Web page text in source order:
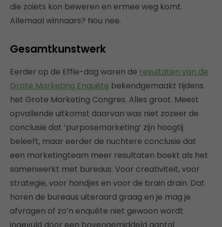
die zoiets kon beweren en ermee weg komt.
Allemaal winnaars? Nou nee.
Gesamtkunstwerk
Eerder op de Effie-dag waren de resultaten van de
Grote Marketing Enquête bekendgemaakt tijdens
het Grote Marketing Congres. Alles groot. Meest
opvallende uitkomst daarvan was niet zozeer de
conclusie dat ‘purposemarketing’ zijn hoogtij
beleeft, maar eerder de nuchtere conclusie dat
een marketingteam meer resultaten boekt als het
samenwerkt met bureaus. Voor creativiteit, voor
strategie, voor handjes en voor de brain drain. Dat
horen de bureaus uiteraard graag en je mag je
afvragen of zo’n enquête niet gewoon wordt
ingevuld door een bovengemiddeld aantal